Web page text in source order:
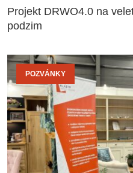
Projekt DRWO4.0 na
podzim
POZVÁNKY